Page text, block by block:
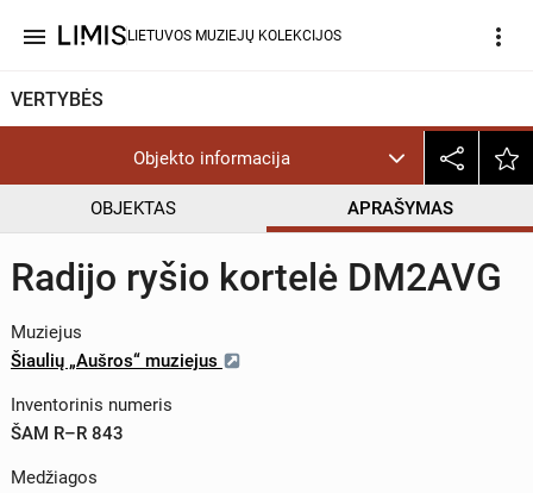
menu LIETUVOS MUZIEJŲ KOLEKCIJOS more_vert
VERTYBĖS
Objekto informacija
OBJEKTAS APRAŠYMAS
Radijo ryšio kortelė DM2AVG
Muziejus
Šiaulių „Aušros“ muziejus
Inventorinis numeris
ŠAM R–R 843
Medžiagos